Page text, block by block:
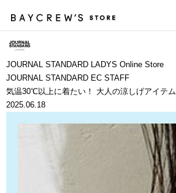
JOURNAL STANDARD LADYS Online Store
JOURNAL STANDARD EC STAFF
気温30℃以上に着たい！ 大人の涼しげアイテム
2025.06.18